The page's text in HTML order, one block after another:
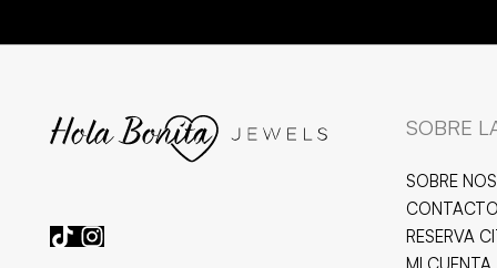
SOBRE
SOBRE
CONTACTO
RESERVA
MI CUENTA